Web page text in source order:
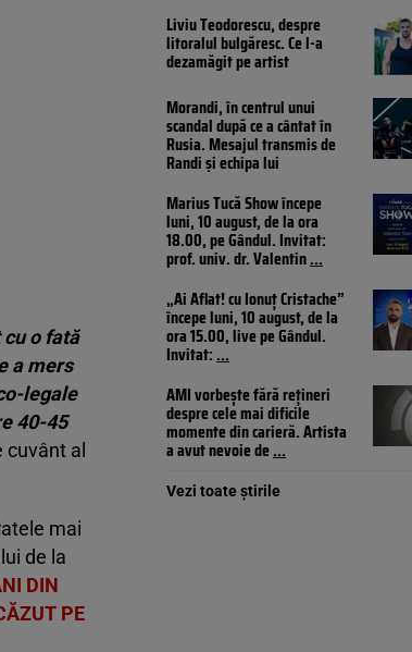
o fată
a mers
legale
40-45
al
mai
de la
DIN
PE
Liviu Teodorescu, despre
litoralul bulgăresc. Ce l-a
dezamăgit pe artist
Morandi, în centrul unui
scandal după ce a cântat în
Rusia. Mesajul transmis de
Randi și echipa lui
Marius Tucă Show începe
luni, 10 august, de la ora
18.00, pe Gândul. Invitat:
prof. univ. dr. Valentin...
„Ai Aflat! cu Ionuț Cristache”
începe luni, 10 august, de la
ora 15.00, live pe Gândul.
Invitat:...
AMI vorbește fără rețineri
despre cele mai dificile
momente din carieră. Artista
a avut nevoie de...
Vezi toate știrile